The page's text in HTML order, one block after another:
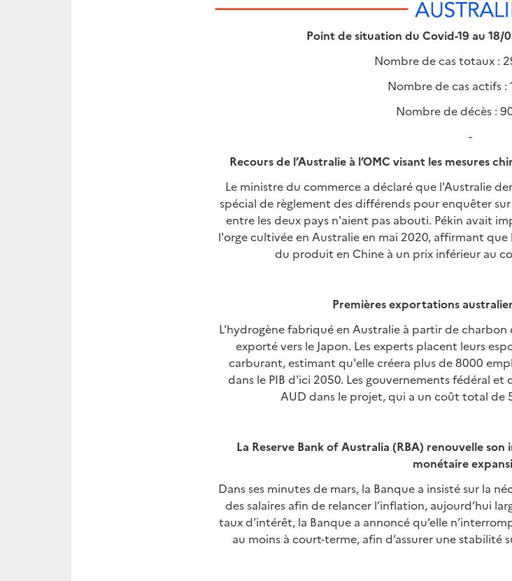
Point de situation du Covid-19 au 18/
Nombre de cas totaux :
Nombre de cas actifs :
Nombre de décès :
-
Recours de l’Australie à l’OMC visant les mesures
Le ministre du commerce a déclaré que l'Australie
spécial de règlement des différends pour enquêter
entre les deux pays n'aient pas abouti. Pékin avait
l'orge cultivée en Australie en mai 2020, affirmant
du produit en Chine à un prix inférieur au
Premières exportations
L'hydrogène fabriqué en Australie à partir de charbon
exporté vers le Japon. Les experts placent leurs
carburant, estimant qu'elle créera plus de 8000
dans le PIB d'ici 2050. Les gouvernements fédéral
AUD dans le projet, qui a un coût total de
La Reserve Bank of Australia (RBA) renouvelle
monétaire
Dans ses minutes de mars, la Banque a insisté sur la
des salaires afin de relancer l’inflation, aujourd’hui
taux d’intérêt, la Banque a annoncé qu’elle
au moins à court-terme, afin d’assurer une stabilité